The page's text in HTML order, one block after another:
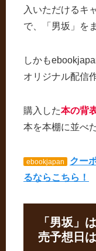
入いただけるキ
で、「男坂」を
しかも
オリジナル配信
購入した本の背
本を本棚に並べ
ebookjapan
クー
るならこちら！
「男坂」
売予想日